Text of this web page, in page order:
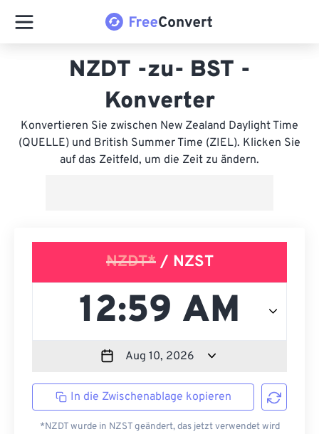
NZDT -zu- BST -
Konverter
Konvertieren Sie zwischen New Zealand Daylight Time
(QUELLE) und British Summer Time (ZIEL). Klicken Sie
auf das Zeitfeld, um die Zeit zu ändern.
NZDT*/ NZST
In die Zwischenablage kopieren
*NZDT wurde in NZST geändert, das jetzt verwendet wird